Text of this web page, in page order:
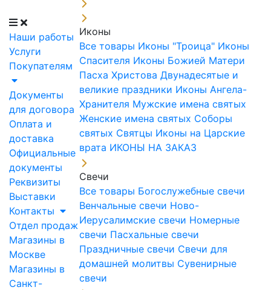
Наши работы
Услуги
Покупателям
Документы
для договора
Оплата и
доставка
Официальные
документы
Реквизиты
Выставки
Контакты
Отдел продаж
Магазины в
Москве
Магазины в
Санкт-
Иконы
Все товары Иконы "Троица" Иконы
Спасителя Иконы Божией Матери
Пасха Христова Двунадесятые и
великие праздники Иконы Ангела-
Хранителя Мужские имена святых
Женские имена святых Соборы
святых Святцы Иконы на Царские
врата ИКОНЫ НА ЗАКАЗ
Свечи
Все товары Богослужебные свечи
Венчальные свечи Ново-
Иерусалимские свечи Номерные
свечи Пасхальные свечи
Праздничные свечи Свечи для
домашней молитвы Сувенирные
свечи